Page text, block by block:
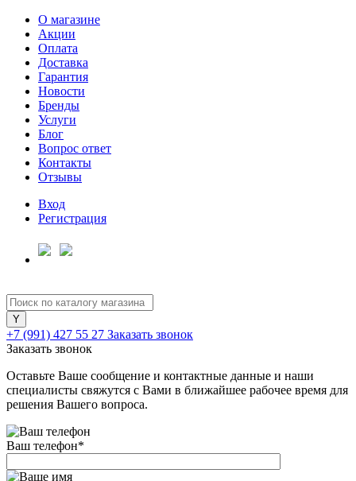
О магазине
Акции
Оплата
Доставка
Гарантия
Новости
Бренды
Услуги
Блог
Вопрос ответ
Контакты
Отзывы
Вход
Регистрация
+7 (991) 427 55 27 Заказать звонок
Заказать звонок
Оставьте Ваше сообщение и контактные данные и наши
специалисты свяжутся с Вами в ближайшее рабочее время для
решения Вашего вопроса.
Ваш телефон*
Для клиентов всех банков
Разбейте
оплатуна части
без переплат
График платежей
Сегодня
25%
Добавляйте товары
в корзину
Оплачивайте сегодня только
25% картой любого банка